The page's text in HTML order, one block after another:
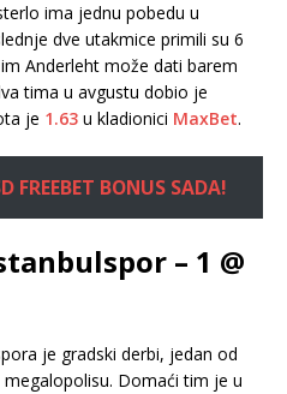
ima jednu pobedu u
dve utakmice primili su 6
Anderleht može dati barem
tima u avgustu dobio je
je 1.63 u kladionici MaxBet.
FREEBET BONUS SADA!
– 1 @
je gradski derbi, jedan od
Domaći tim je u